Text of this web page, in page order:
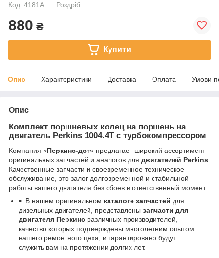
Код: 4181A
Роздріб
880 ₴
Купити
Опис Характеристики Доставка Оплата Умови
Опис
Комплект поршневых колец на поршень на
двигатель Perkins 1004.4T с турбокомпрессором
Компания «Перкинс-дст» предлагает широкий ассортимент
оригинальных запчастей и аналогов для двигателей Perkins
Качественные запчасти и своевременное техническое
обслуживание, это залог долговременной и стабильной
работы вашего двигателя без сбоев в ответственный момент.
В нашем оригинальном каталоге запчастей для
дизельных двигателей, представлены запчасти для
двигателя Перкинс различных производителей,
качество которых подтверждены многолетним опытом
нашего ремонтного цеха, и гарантировано будут
служить вам на протяжении долгих лет.